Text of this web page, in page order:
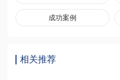
成功案例
相关推荐